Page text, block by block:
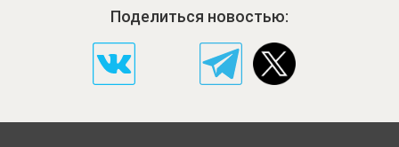
Поделиться новостью: